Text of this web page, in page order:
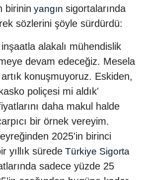
birinin yangın sigortalarında
sözlerini şöyle sürdürdü:
alakalı mühendislik
devam edeceğiz. Mesela
artık konuşmuyoruz. Eskiden,
poliçesi mi aldık'
daha makul halde
bir örnek vereyim.
2025'in birinci
yıllık sürede Türkiye Sigorta
sadece yüzde 25